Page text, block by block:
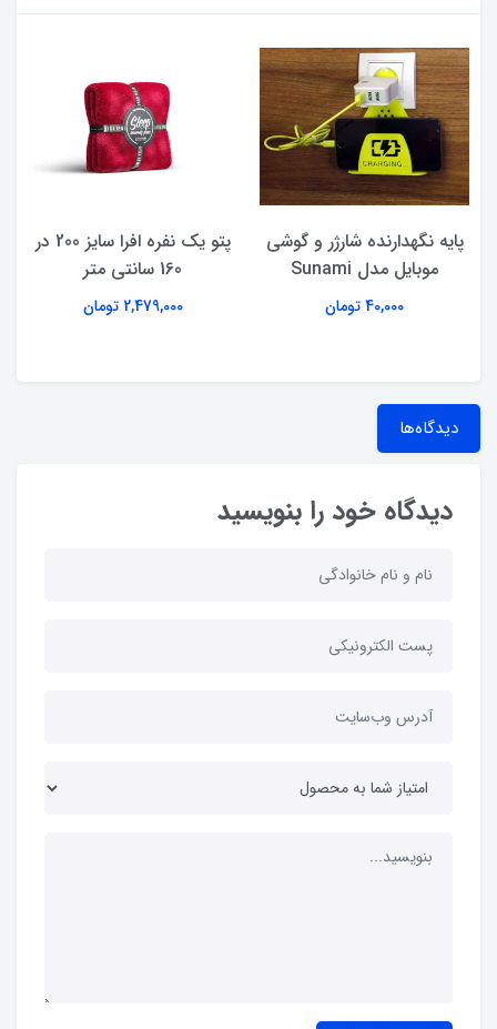
پایه نگهدارنده شارژر و گوشی
موبایل مدل Sunami
40,000 تومان
پتو یک نفره افرا سایز 200 در
160 سانتی متر
2,479,000 تومان
دیدگاه‌ها
دیدگاه خود را بنویسید